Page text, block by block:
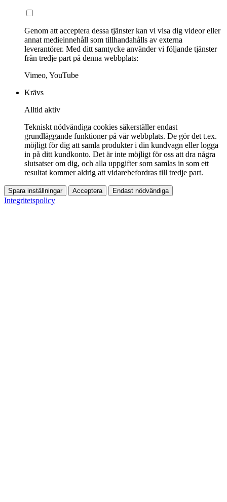
Genom att acceptera dessa tjänster kan vi visa dig videor eller
annat medieinnehåll som tillhandahålls av externa
leverantörer. Med ditt samtycke använder vi följande tjänster
från tredje part på denna webbplats:
Vimeo, YouTube
Krävs
Alltid aktiv
Tekniskt nödvändiga cookies säkerställer endast
grundläggande funktioner på vår webbplats. De gör det t.ex.
möjligt för dig att samla produkter i din kundvagn eller logga
in på ditt kundkonto. Det är inte möjligt för oss att dra några
slutsatser om dig, och alla uppgifter som samlas in som ett
resultat kommer aldrig att vidarebefordras till tredje part.
Spara inställningar Acceptera Endast nödvändiga
Integritetspolicy